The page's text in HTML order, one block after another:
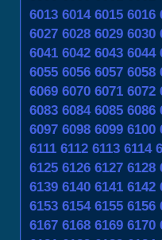
6013 6014 6015 6016
6027 6028 6029 6030
6041 6042 6043 6044
6055 6056 6057 6058
6069 6070 6071 6072
6083 6084 6085 6086
6097 6098 6099 6100
6111 6112 6113 6114
6125 6126 6127 6128
6139 6140 6141 6142
6153 6154 6155 6156
6167 6168 6169 6170